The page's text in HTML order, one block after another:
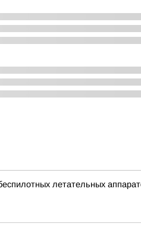
летательных